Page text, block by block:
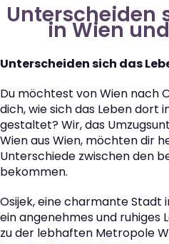
Unterscheiden
in Wien
Unterscheiden sich das
Du möchtest von Wien nach
dich, wie sich das Leben dort
gestaltet? Wir, das
Wien aus Wien, möchten dir
Unterschiede zwischen den
bekommen.
Osijek, eine charmante Stadt
ein angenehmes und ruhiges
zu der lebhaften Metropole